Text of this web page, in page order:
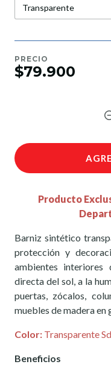
PRECIO
$79.900
Producto
Barniz sintético
protección y
ambientes
directa del sol, a la
puertas, zócalos,
muebles de madera en
Color: Transparente
Beneficios